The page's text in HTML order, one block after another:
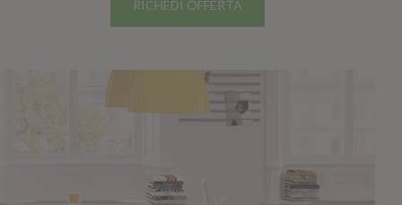
RICHEDI OFFERTA